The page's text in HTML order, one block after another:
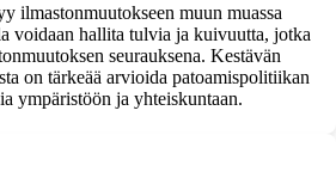
ilmastonmuutokseen muun muassa
voidaan hallita tulvia ja kuivuutta, jotka
seurauksena. Kestävän
on tärkeää arvioida patoamispolitiikan
ympäristöön ja yhteiskuntaan.